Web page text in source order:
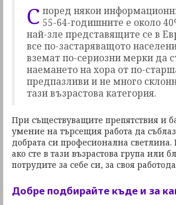
С поред някои
55-64-годишните е около
най-зле представящите се в
все по-застаряващото
вземат по-сериозни мерки да
наемането на хора от по-
предпазливи и не много
тази възрастова категория.
При съществуващите препятствия и
умение на търсещия работа да
добрата си професионална
ако сте в тази възрастова група или
потрудите за себе си, за своя
Добре подбирайте къде и за